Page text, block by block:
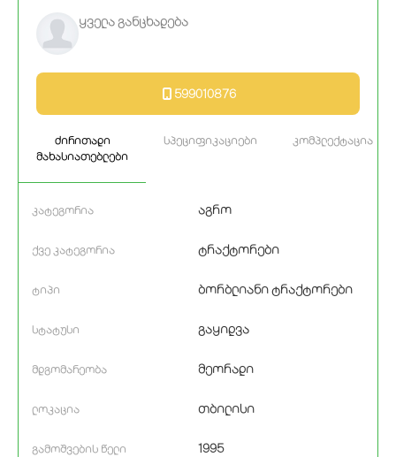
ძირითადი
მახასიათებლები
სპეციფიკაციები კომპლექტაცია
კატეგორია აგრო
ქვე კატეგორია ტრაქტორები
ტიპი ბორბლიანი ტრაქტორები
სტატუსი გაყიდვა
მდგომარეობა მეორადი
ლოკაცია თბილისი
გამოშვების წელი 1995
ყველა განცხადება
599010876